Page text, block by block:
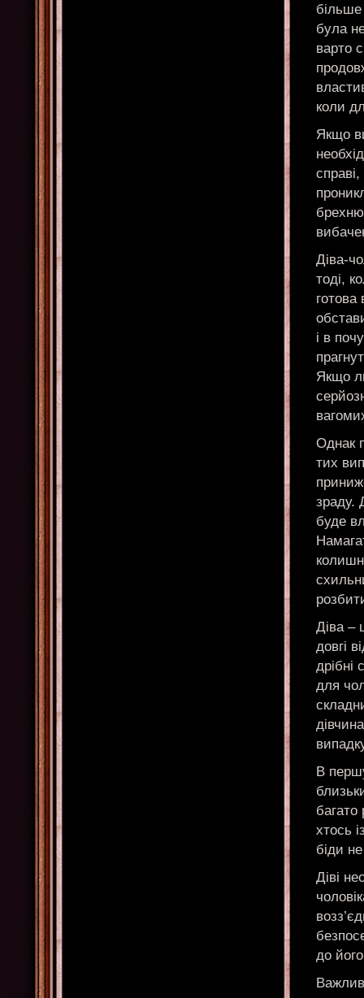
була
варто
коли
Якщо
Діва-
тоді,
і в
Якщо
Однак
тих
зраду.
буде
Діва –
довгі
дрібні
для
В
хтось
біди
Діві
до